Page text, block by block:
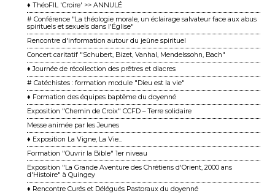
♦ ThéoFIL 'Croire' >> ANNULÉ
# Conférence "La théologie morale, un éclairage salvateur face aux abus
spirituels et sexuels dans l'Église"
Rencontre d'information autour du jeûne spirituel
Concert caritatif "Schubert, Bizet, Vanhal, Mendelssohn, Bach"
♦ Journée de récollection des prêtres et diacres
# Catéchistes : formation module "Dieu est la vie"
♦ Formation des équipes baptême du doyenné
Exposition "Chemin de Croix" CCFD – Terre solidaire
Messe animée par les Jeunes
♦ Exposition La Vigne, La Vie...
Formation "Ouvrir la Bible" 1er niveau
Exposition "La Grande Aventure des Chrétiens d'Orient, 2000 ans
d'Histoire" à Quingey
♦ Rencontre Curés et Délégués Pastoraux du doyenné